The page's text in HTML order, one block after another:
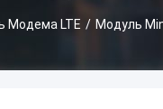
Модема LTE / Модуль